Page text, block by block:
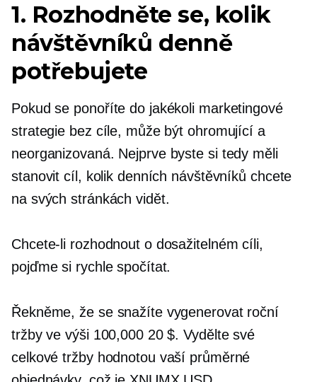
1. Rozhodněte se, kolik
návštěvníků denně
potřebujete
Pokud se ponoříte do jakékoli marketingové
strategie bez cíle, může být ohromující a
neorganizovaná. Nejprve byste si tedy měli
stanovit cíl, kolik denních návštěvníků chcete
na svých stránkách vidět.
Chcete-li rozhodnout o dosažitelném cíli,
pojďme si rychle spočítat.
Řekněme, že se snažíte vygenerovat roční
tržby ve výši 100,000 20 $. Vydělte své
celkové tržby hodnotou vaší průměrné